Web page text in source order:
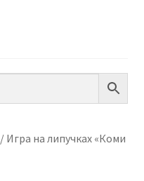
/ Игра на липучках «Коми